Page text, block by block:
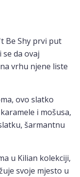
Be Shy prvi put
da ovaj
vrhu njene liste
ovo slatko
i mošusa,
šarmantnu
u Kilian kolekciji,
svoje mjesto u